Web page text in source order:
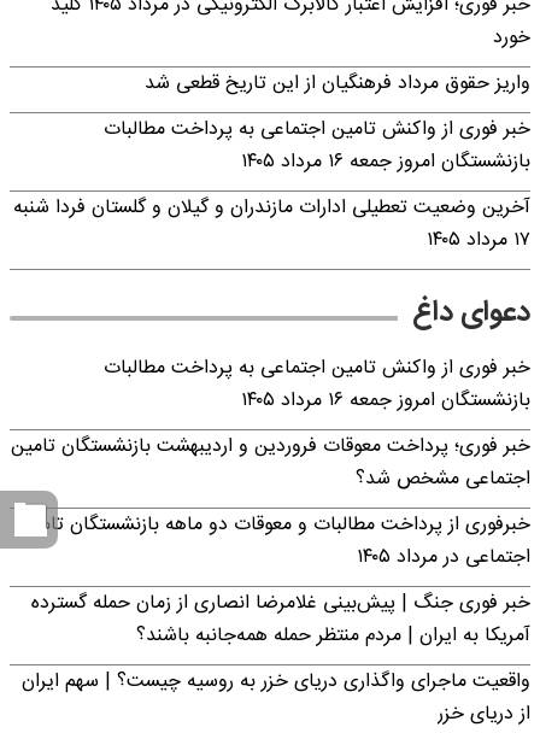
خورد
واریز حقوق مرداد فرهنگیان از این تاریخ قطعی شد
خبر فوری از واکنش تامین اجتماعی به پرداخت مطالبات
بازنشستگان امروز جمعه ۱۶ مرداد ۱۴۰۵
آخرین وضعیت تعطیلی ادارات مازندران و گیلان و گلستان فردا شنبه
۱۷ مرداد ۱۴۰۵
دعوای داغ
خبر فوری از واکنش تامین اجتماعی به پرداخت مطالبات
بازنشستگان امروز جمعه ۱۶ مرداد ۱۴۰۵
خبر فوری؛ پرداخت معوقات فروردین و اردیبهشت بازنشستگان تامین
اجتماعی مشخص شد؟
خبرفوری از پرداخت مطالبات و معوقات دو ماهه بازنشستگان تامین
اجتماعی در مرداد ۱۴۰۵
خبر فوری جنگ | پیش‌بینی غلامرضا انصاری از زمان حمله گسترده
آمریکا به ایران | مردم منتظر حمله همه‌جانبه باشند؟
واقعیت ماجرای واگذاری دریای خزر به روسیه چیست؟ | سهم ایران
از دریای خزر